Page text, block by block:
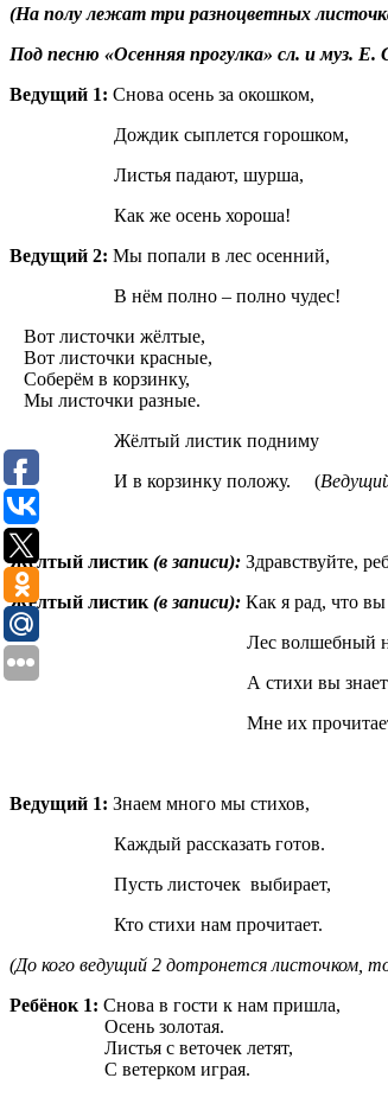
(На полу лежат три разноцветных
Под песню «Осенняя прогулка» сл. и муз.
Ведущий 1: Снова осень за окошком,
Дождик сыплется горошком,
Листья падают, шурша,
Как же осень хороша!
Ведущий 2: Мы попали в лес осенний,
В нём полно – полно чудес!
Вот листочки жёлтые,
Вот листочки красные,
Соберём в корзинку,
Мы листочки разные.
Жёлтый листик подниму
И в корзинку положу. (
Жёлтый листик (в записи): Здравствуйте,
Жёлтый листик (в записи): Как я рад, что
Лес волшебный наш
А стихи вы
Мне их
Ведущий 1: Знаем много мы стихов,
Каждый рассказать готов.
Пусть листочек выбирает,
Кто стихи нам прочитает.
(До кого ведущий 2 дотронется листочком,
Ребёнок 1: Снова в гости к нам пришла,
Осень золотая.
Листья с веточек летят,
С ветерком играя.